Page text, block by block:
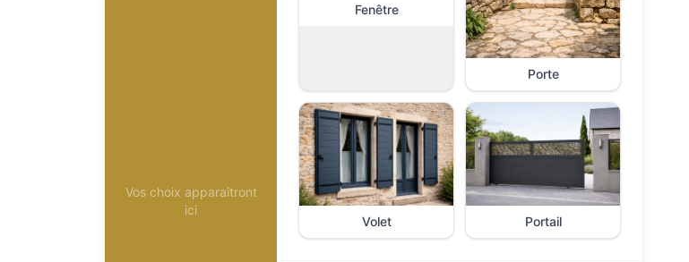
Vos choix apparaîtront
ici
Fenêtre
Porte
Volet Portail